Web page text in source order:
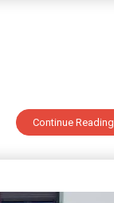
Continue Reading